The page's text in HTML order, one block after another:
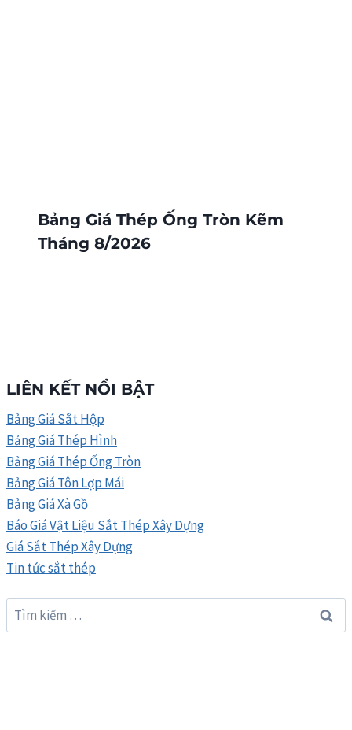
Bảng Giá Thép Ống Tròn Kẽm
Tháng 8/2026
LIÊN KẾT NỔI BẬT
Bảng Giá Sắt Hộp
Bảng Giá Thép Hình
Bảng Giá Thép Ống Tròn
Bảng Giá Tôn Lợp Mái
Bảng Giá Xà Gồ
Báo Giá Vật Liệu Sắt Thép Xây Dựng
Giá Sắt Thép Xây Dựng
Tin tức sắt thép
Tìm
kiếm